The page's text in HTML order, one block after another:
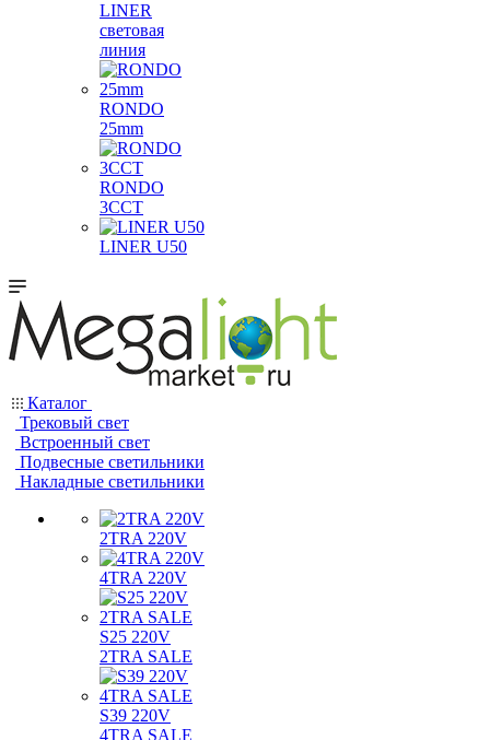
LINER
световая
линия
RONDO
25mm
RONDO
3CCT
LINER U50
Каталог
Трековый свет
Встроенный свет
Подвесные светильники
Накладные светильники
2TRA 220V
4TRA 220V
S25 220V
2TRA SALE
S39 220V
4TRA SALE